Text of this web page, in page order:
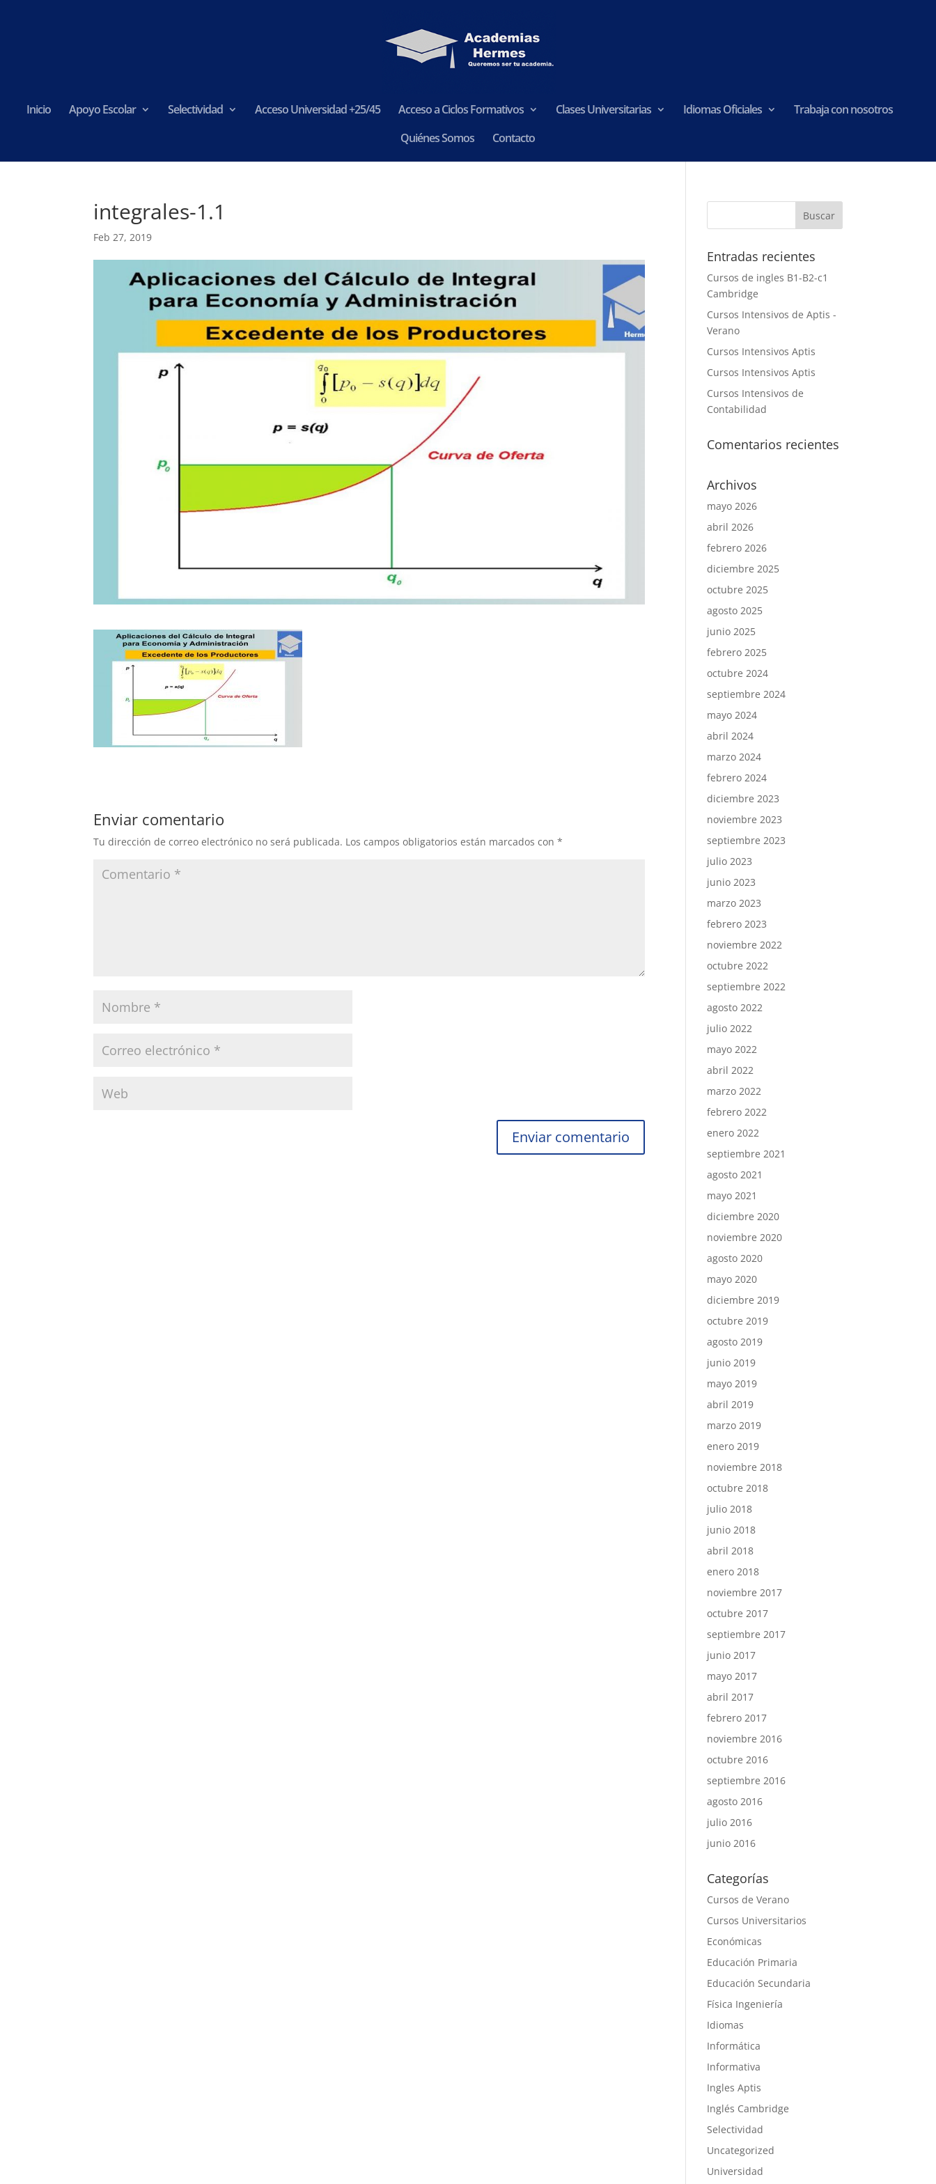
Inicio Apoyo Escolar Selectividad Acceso Universidad +25/45 Acceso a Ciclos Formativos Clases Universitarias Idiomas Oficiales
Trabaja con nosotros
Quiénes Somos
Contacto
integrales-1.1
Feb 27, 2019
Enviar comentario
Tu dirección de correo electrónico no será publicada. Los campos obligatorios están marcados con*
Entradas recientes
Cursos de ingles B1-B2-c1
Cambridge
Cursos Intensivos de Aptis -
Verano
Cursos Intensivos Aptis
Cursos Intensivos Aptis
Cursos Intensivos de
Contabilidad
Comentarios recientes
Archivos
mayo 2026
abril 2026
febrero 2026
diciembre 2025
octubre 2025
agosto 2025
junio 2025
febrero 2025
octubre 2024
septiembre 2024
mayo 2024
abril 2024
marzo 2024
febrero 2024
diciembre 2023
noviembre 2023
septiembre 2023
julio 2023
junio 2023
marzo 2023
febrero 2023
noviembre 2022
octubre 2022
septiembre 2022
agosto 2022
julio 2022
mayo 2022
abril 2022
marzo 2022
febrero 2022
enero 2022
septiembre 2021
agosto 2021
mayo 2021
diciembre 2020
noviembre 2020
agosto 2020
mayo 2020
diciembre 2019
octubre 2019
agosto 2019
junio 2019
mayo 2019
abril 2019
marzo 2019
enero 2019
noviembre 2018
octubre 2018
julio 2018
junio 2018
abril 2018
enero 2018
noviembre 2017
octubre 2017
septiembre 2017
junio 2017
mayo 2017
abril 2017
febrero 2017
noviembre 2016
octubre 2016
septiembre 2016
agosto 2016
julio 2016
junio 2016
Categorías
Cursos de Verano
Cursos Universitarios
Económicas
Educación Primaria
Educación Secundaria
Física Ingeniería
Idiomas
Informática
Informativa
Ingles Aptis
Inglés Cambridge
Selectividad
Uncategorized
Universidad